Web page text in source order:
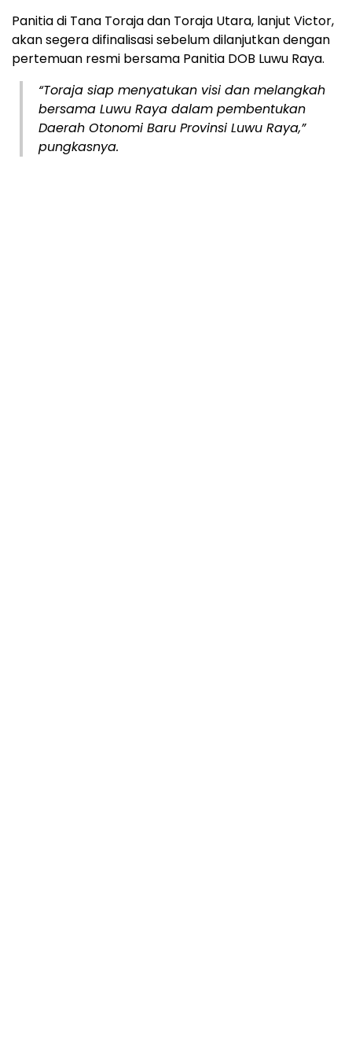
Panitia di Tana Toraja dan Toraja Utara, lanjut Victor,
akan segera difinalisasi sebelum dilanjutkan dengan
pertemuan resmi bersama Panitia DOB Luwu Raya.
“Toraja siap menyatukan visi dan melangkah
bersama Luwu Raya dalam pembentukan
Daerah Otonomi Baru Provinsi Luwu Raya,”
pungkasnya.